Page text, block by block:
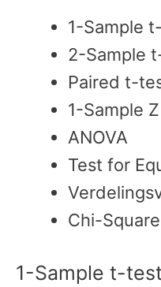
1-Sample
2-Sample
Paired t-
1-Sample Z
ANOVA
Test for
Chi-
1-Sample t-test